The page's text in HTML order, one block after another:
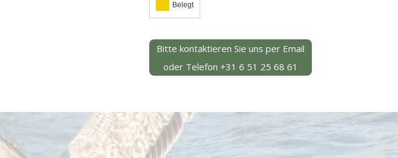
Belegt
Bitte kontaktieren Sie uns per Email
oder Telefon +31 6 51 25 68 61